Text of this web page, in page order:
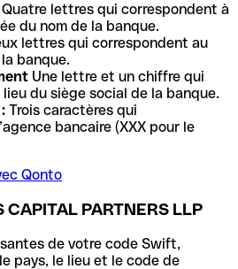
Quatre lettres qui correspondent à
du nom de la banque.
lettres qui correspondent au
banque.
Une lettre et un chiffre qui
du siège social de la banque.
Trois caractères qui
bancaire (XXX pour le
Qonto
CAPITAL PARTNERS LLP
de votre code Swift,
pays, le lieu et le code de